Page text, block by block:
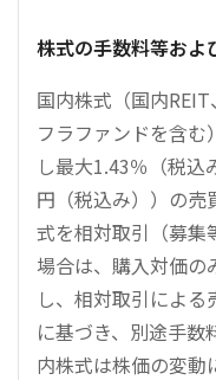
株式の手数料等およ
国内株式（国内
フラファンドを含
し最大1.43％（税
円（税込み））の売
式を相対取引（募集
場合は、購入対価の
し、相対取引によ
に基づき、別途手数
内株式は株価の変動